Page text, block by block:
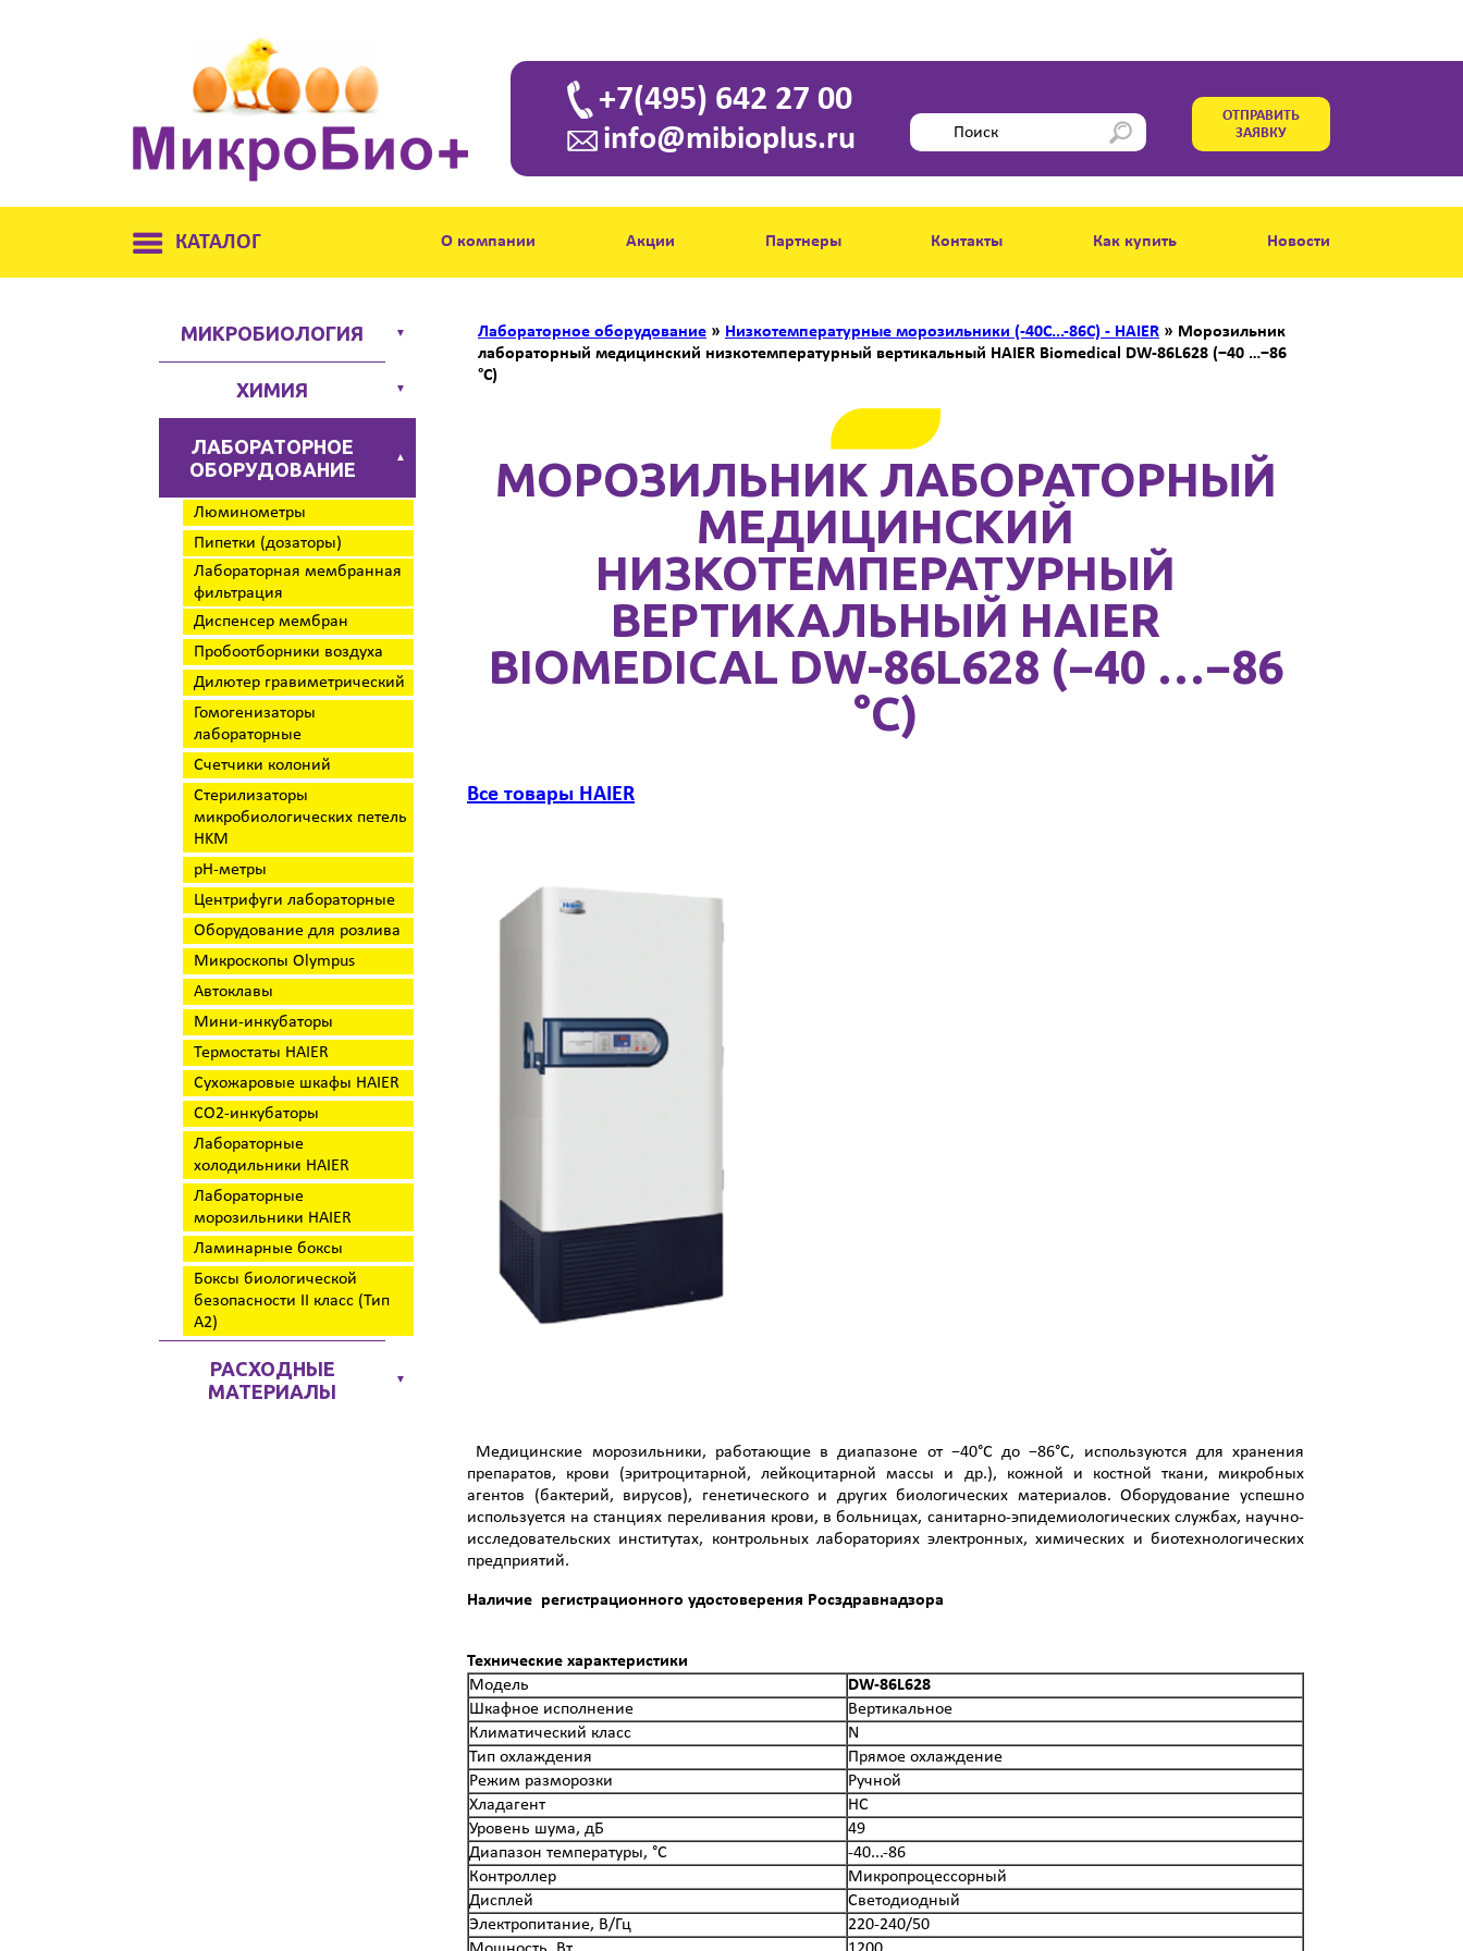
+7(495) 642 27 00
info@mibioplus.ru
ОТПРАВИТЬ
ЗАЯВКУ
КАТАЛОГ О компании Акции Партнеры Контакты Как купить Новости
МИКРОБИОЛОГИЯ ▼
ХИМИЯ ▼
ЛАБОРАТОРНОЕ
ОБОРУДОВАНИЕ
▲
Люминометры
Пипетки (дозаторы)
Лабораторная мембранная
фильтрация
Диспенсер мембран
Пробоотборники воздуха
Дилютер гравиметрический
Гомогенизаторы
лабораторные
Счетчики колоний
Стерилизаторы
микробиологических петель
HKM
pH-метры
Центрифуги лабораторные
Оборудование для розлива
Микроскопы Olympus
Автоклавы
Мини-инкубаторы
Термостаты HAIER
Сухожаровые шкафы HAIER
CO2-инкубаторы
Лабораторные
холодильники HAIER
Лабораторные
морозильники HAIER
Ламинарные боксы
Боксы биологической
безопасности II класс (Тип
А2)
РАСХОДНЫЕ
МАТЕРИАЛЫ
▼
Лабораторное оборудование » Низкотемпературные морозильники (-40С...-86C) - HAIER » Морозильник
лабораторный медицинский низкотемпературный вертикальный HAIER Biomedical DW-86L628 (−40 …−86
°C)
МОРОЗИЛЬНИК ЛАБОРАТОРНЫЙ
МЕДИЦИНСКИЙ
НИЗКОТЕМПЕРАТУРНЫЙ
ВЕРТИКАЛЬНЫЙ HAIER
BIOMEDICAL DW-86L628 (−40 …−86
°C)
Все товары HAIER
Медицинские морозильники, работающие в диапазоне от −40°C до −86°C, используются для хранения
препаратов, крови (эритроцитарной, лейкоцитарной массы и др.), кожной и костной ткани, микробных
агентов (бактерий, вирусов), генетического и других биологических материалов. Оборудование успешно
используется на станциях переливания крови, в больницах, санитарно-эпидемиологических службах, научно-
исследовательских институтах, контрольных лабораториях электронных, химических и биотехнологических
предприятий.
Наличие регистрационного удостоверения Росздравнадзора
Технические характеристики
Модель
DW-86L628
Шкафное исполнение
Вертикальное
Климатический класс
N
Тип охлаждения
Прямое охлаждение
Режим разморозки
Ручной
Хладагент
НС
Уровень шума, дБ
49
Диапазон температуры, °С
-40...-86
Контроллер
Микропроцессорный
Дисплей
Светодиодный
Электропитание, В/Гц
220-240/50